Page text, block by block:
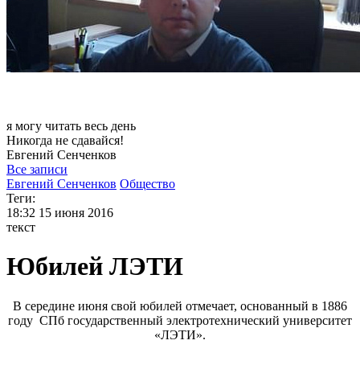
я могу читать весь день
Никогда не сдавайся!
Евгений Сенченков
Все записи
Евгений Сенченков Общество
Теги:
18:32 15 июня 2016
текст
Юбилей ЛЭТИ
В середине июня свой юбилей отмечает, основанный в 1886
году СПб государственный электротехнический университет
«ЛЭТИ».